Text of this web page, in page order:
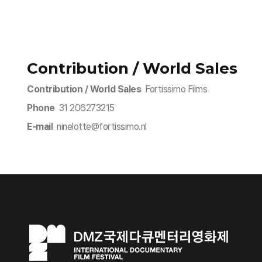
Contribution / World Sales
Contribution / World SalesFortissimo Films
Phone 31 206273215
E-mailninelotte@fortissimo.nl​